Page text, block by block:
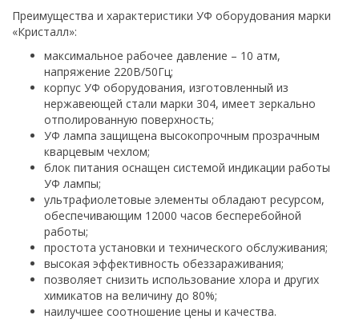
Преимущества и характеристики УФ оборудования марки
«Кристалл»:
максимальное рабочее давление – 10 атм,
напряжение 220В/50Гц;
корпус УФ оборудования, изготовленный из
нержавеющей стали марки 304, имеет зеркально
отполированную поверхность;
УФ лампа защищена высокопрочным прозрачным
кварцевым чехлом;
блок питания оснащен системой индикации работы
УФ лампы;
ультрафиолетовые элементы обладают ресурсом,
обеспечивающим 12000 часов бесперебойной
работы;
простота установки и технического обслуживания;
высокая эффективность обеззараживания;
позволяет снизить использование хлора и других
химикатов на величину до 80%;
наилучшее соотношение цены и качества.